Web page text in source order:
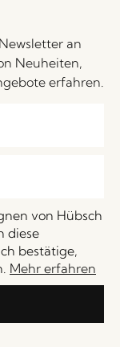
an
Neuheiten,
erfahren.
von Hübsch
diese
bestätige,
Mehr erfahren